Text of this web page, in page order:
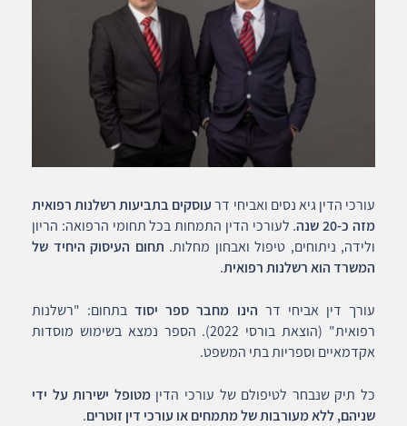
עורכי הדין גיא נסים ואביחי דרעוסקים בתביעות רשלנות רפואית
מזה כ-20 שנה
. לעורכי הדין התמחות בכל תחומי הרפואה: הריון
ולידה, ניתוחים, טיפול ואבחון מחלות. תחום העיסוק היחיד של
המשרד הוא רשלנות רפואית.
עורך דין אביחי דר הינו מחבר ספר יסודבתחום: "רשלנות
רפואית" (הוצאת בורסי 2022). הספר נמצא בשימוש מוסדות
אקדמאיים וספריות בתי המשפט.
כל תיק שנבחר לטיפולם של עורכי הדיןמטופל ישירות על ידי
שניהם, ללא מעורבות של מתמחים או עורכי דין זוטרים.